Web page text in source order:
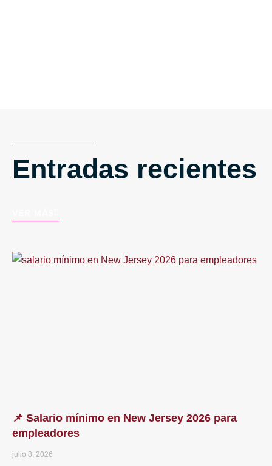
Entradas recientes
📌 Salario mínimo en New Jersey 2026 para
empleadores
julio 8, 2026